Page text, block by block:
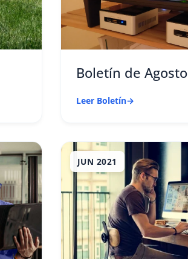
Boletín de Agosto
Leer Boletín→
JUN 2021